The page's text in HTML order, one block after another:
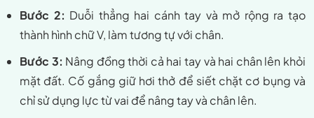
Bước 2: Duỗi thẳng hai cánh tay và mở rộng ra tạo
thành hình chữ V, làm tương tự với chân.
Bước 3: Nâng đồng thời cả hai tay và hai chân lên khỏi
mặt đất. Cố gắng giữ hơi thở để siết chặt cơ bụng và
chỉ sử dụng lực từ vai để nâng tay và chân lên.